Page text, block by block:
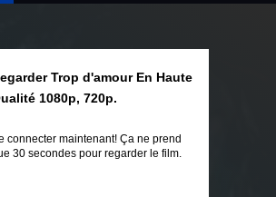
Trop d'amour En Haute
1080p, 720p.
connecter maintenant! Ça ne prend
30 secondes pour regarder le film.